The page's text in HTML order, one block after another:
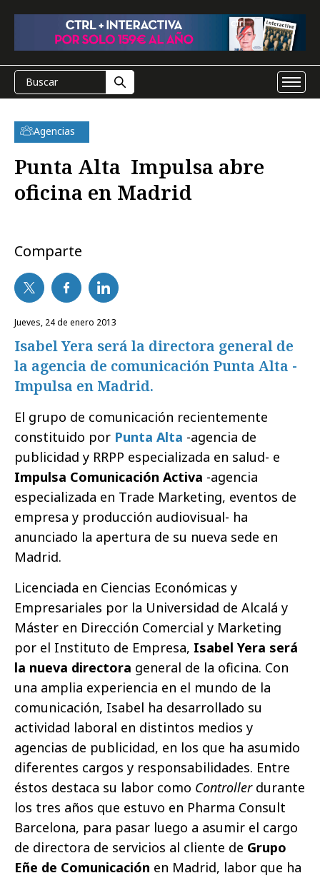
Agencias
Punta Alta  Impulsa abre
oficina en Madrid
Comparte
jueves, 24 de enero 2013
Isabel Yera será la directora general de
la agencia de comunicación Punta Alta -
Impulsa en Madrid.
El grupo de comunicación recientemente
constituido por Punta Alta -agencia de
publicidad y RRPP especializada en salud- e
Impulsa Comunicación Activa -agencia
especializada en Trade Marketing, eventos de
empresa y producción audiovisual- ha
anunciado la apertura de su nueva sede en
Madrid.
Licenciada en Ciencias Económicas y
Empresariales por la Universidad de Alcalá y
Máster en Dirección Comercial y Marketing
por el Instituto de Empresa, Isabel Yera será
la nueva directora general de la oficina. Con
una amplia experiencia en el mundo de la
comunicación, Isabel ha desarrollado su
actividad laboral en distintos medios y
agencias de publicidad, en los que ha asumido
diferentes cargos y responsabilidades. Entre
éstos destaca su labor como Controllerdurante
los tres años que estuvo en Pharma Consult
Barcelona, para pasar luego a asumir el cargo
de directora de servicios al cliente de Grupo
Eñe de Comunicación en Madrid, labor que ha